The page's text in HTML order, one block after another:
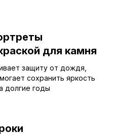
для камня
защиту от дождя,
сохранить яркость
долгие годы